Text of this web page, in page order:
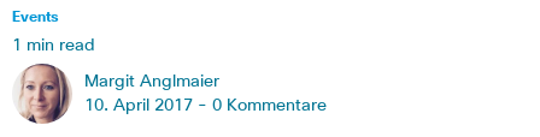
Events
1 min read
Margit Anglmaier
10. April 2017 - 0 Kommentare